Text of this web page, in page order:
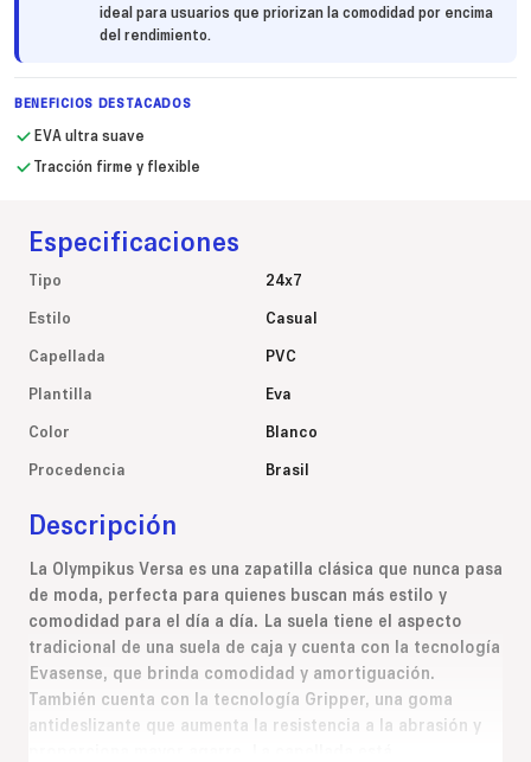
ideal para usuarios que priorizan la comodidad por encima
del rendimiento.
BENEFICIOS DESTACADOS
EVA ultra suave
Tracción firme y flexible
Especificaciones
Tipo
24x7
Estilo
Casual
Capellada
PVC
Plantilla
Eva
Color
Blanco
Procedencia
Brasil
Descripción
La Olympikus Versa es una zapatilla clásica que nunca pasa
de moda, perfecta para quienes buscan más estilo y
comodidad para el día a día. La suela tiene el aspecto
tradicional de una suela de caja y cuenta con la tecnología
Evasense, que brinda comodidad y amortiguación.
También cuenta con la tecnología Gripper, una goma
antideslizante que aumenta la resistencia a la abrasión y